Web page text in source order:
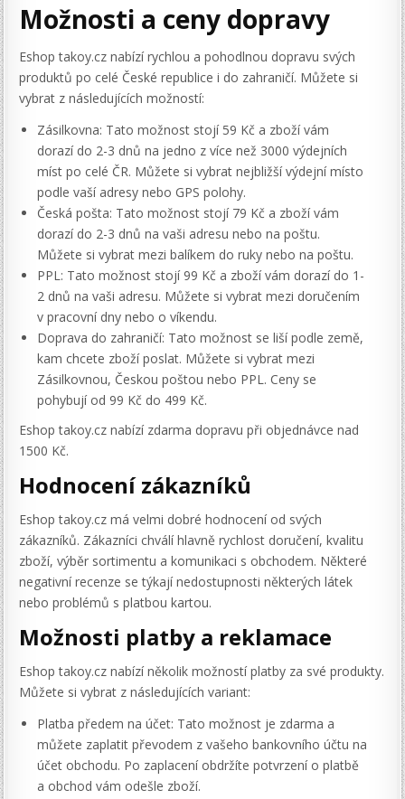
Možnosti a ceny dopravy
Eshop takoy.cz nabízí rychlou a pohodlnou dopravu svých
produktů po celé České republice i do zahraničí. Můžete si
vybrat z následujících možností:
Zásilkovna: Tato možnost stojí 59 Kč a zboží vám
dorazí do 2-3 dnů na jedno z více než 3000 výdejních
míst po celé ČR. Můžete si vybrat nejbližší výdejní místo
podle vaší adresy nebo GPS polohy.
Česká pošta: Tato možnost stojí 79 Kč a zboží vám
dorazí do 2-3 dnů na vaši adresu nebo na poštu.
Můžete si vybrat mezi balíkem do ruky nebo na poštu.
PPL: Tato možnost stojí 99 Kč a zboží vám dorazí do 1-
2 dnů na vaši adresu. Můžete si vybrat mezi doručením
v pracovní dny nebo o víkendu.
Doprava do zahraničí: Tato možnost se liší podle země,
kam chcete zboží poslat. Můžete si vybrat mezi
Zásilkovnou, Českou poštou nebo PPL. Ceny se
pohybují od 99 Kč do 499 Kč.
Eshop takoy.cz nabízí zdarma dopravu při objednávce nad
1500 Kč.
Hodnocení zákazníků
Eshop takoy.cz má velmi dobré hodnocení od svých
zákazníků. Zákazníci chválí hlavně rychlost doručení, kvalitu
zboží, výběr sortimentu a komunikaci s obchodem. Některé
negativní recenze se týkají nedostupnosti některých látek
nebo problémů s platbou kartou.
Možnosti platby a reklamace
Eshop takoy.cz nabízí několik možností platby za své produkty.
Můžete si vybrat z následujících variant:
Platba předem na účet: Tato možnost je zdarma a
můžete zaplatit převodem z vašeho bankovního účtu na
účet obchodu. Po zaplacení obdržíte potvrzení o platbě
a obchod vám odešle zboží.